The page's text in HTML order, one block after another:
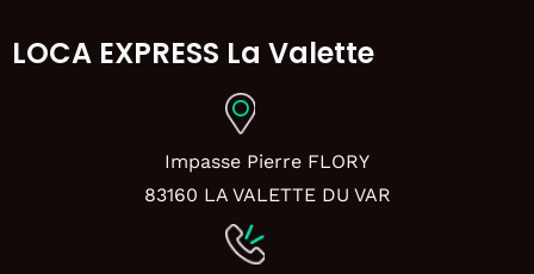
LOCA EXPRESS La Valette
Impasse Pierre FLORY
83160 LA VALETTE DU VAR